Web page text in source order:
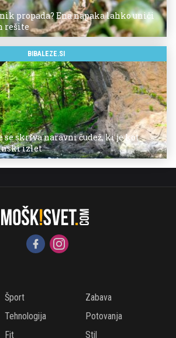
propada? Ena napaka lahko uniči
rešite
BIBALEZE.SI
se skriva naravni čudež, ki je kot
izlet
Šport
Zabava
Tehnologija
Potovanja
Fit Stil